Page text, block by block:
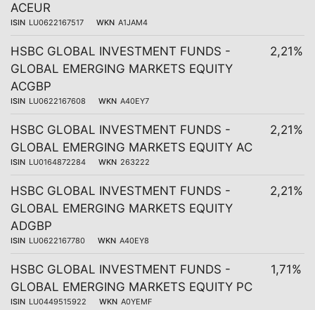
ACEUR
ISIN LU0622167517 WKN A1JAM4
HSBC GLOBAL INVESTMENT FUNDS -
GLOBAL EMERGING MARKETS EQUITY
ACGBP
ISIN LU0622167608 WKN A40EY7
2,21%
HSBC GLOBAL INVESTMENT FUNDS -
GLOBAL EMERGING MARKETS EQUITY AC
ISIN LU0164872284 WKN 263222
2,21%
HSBC GLOBAL INVESTMENT FUNDS -
GLOBAL EMERGING MARKETS EQUITY
ADGBP
ISIN LU0622167780 WKN A40EY8
2,21%
HSBC GLOBAL INVESTMENT FUNDS -
GLOBAL EMERGING MARKETS EQUITY PC
ISIN LU0449515922 WKN A0YEMF
1,71%